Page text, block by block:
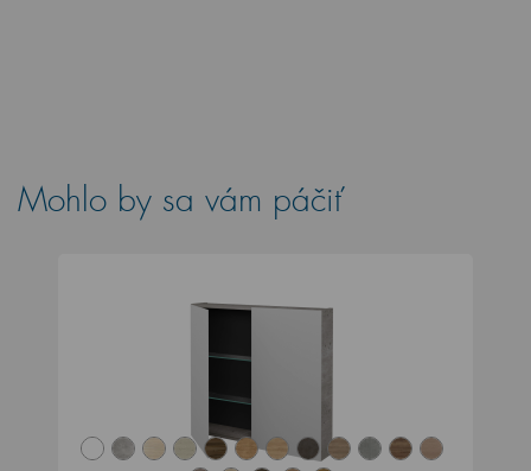
Mohlo by sa vám páčiť